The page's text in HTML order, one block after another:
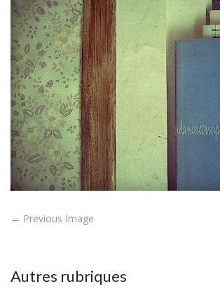
P
t
← Previous Image
Autres rubriques